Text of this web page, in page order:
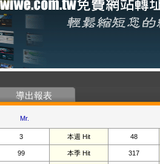
導出報表
Mr.
3 本週 Hit 48
99 本季 Hit 317